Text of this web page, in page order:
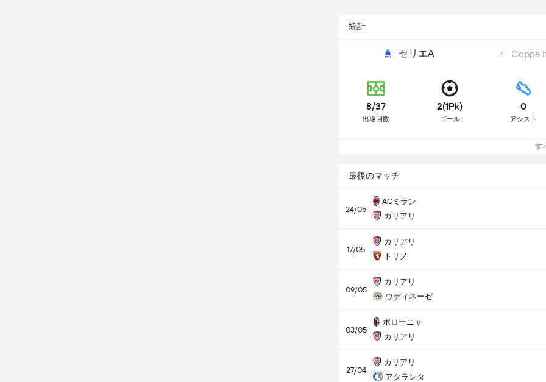
統計
セリエA Coppa
8/37
出場回数
2(1Pk)
ゴール
0
アシスト
す
最後のマッチ
24/05
ACミラン
カリアリ
17/05
カリアリ
トリノ
09/05
カリアリ
ウディネーゼ
03/05
ボローニャ
カリアリ
27/04
カリアリ
アタランタ